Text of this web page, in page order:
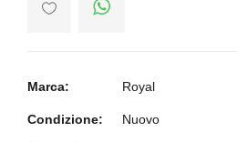
Marca: Royal
Condizione: Nuovo